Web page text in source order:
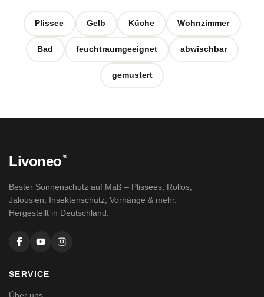
Plissee Gelb Küche Wohnzimmer
Bad feuchtraumgeeignet abwischbar
gemustert
Livoneo ®
Bester Sonnenschutz auf Maß – Plissees, Rollos,
Jalousien, Insektenschutz, Vorhänge & mehr.
Hergestellt in Deutschland.
SERVICE